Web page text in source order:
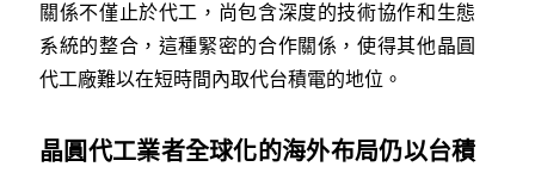
關係不僅止於代工，尚包含深度的技術協作和生態
系統的整合，這種緊密的合作關係，使得其他晶圓
代工廠難以在短時間內取代台積電的地位。
晶圓代工業者全球化的海外布局仍以台積